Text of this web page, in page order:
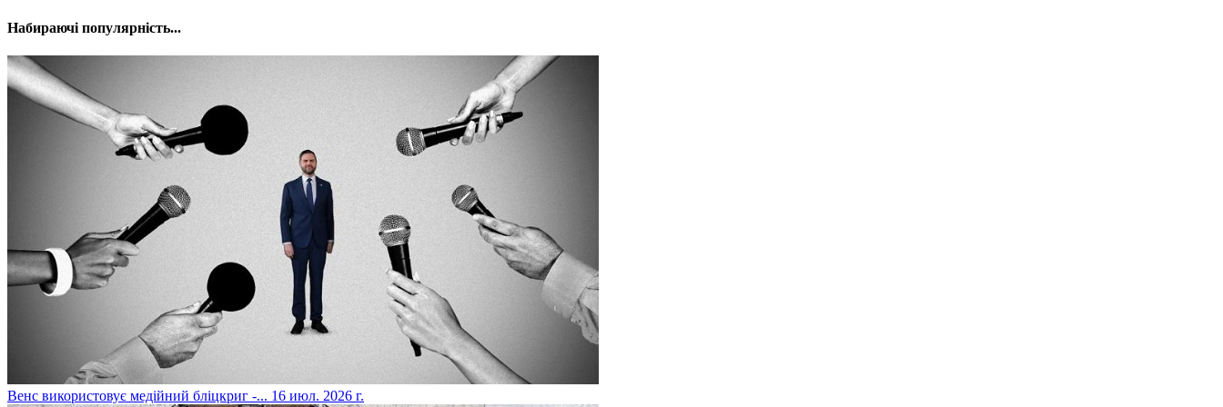
Набираючі популярність...
​Венс використовує медійний бліцкриг -... 16 июл. 2026 г.